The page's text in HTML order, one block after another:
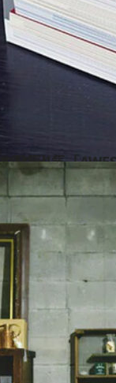
」 店長が溺愛するアイテムBest10発表！
スタイル